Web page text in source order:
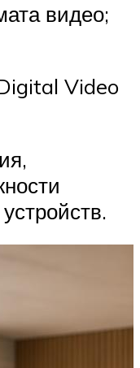
видео;
Video